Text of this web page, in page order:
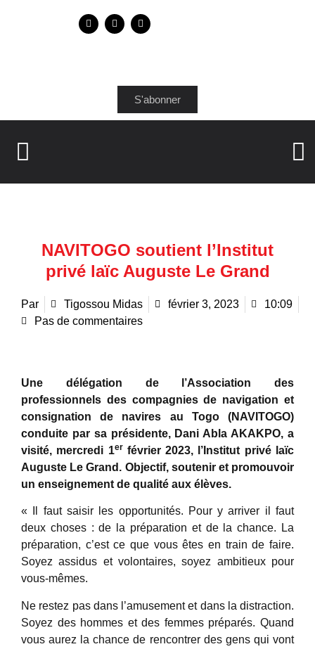
S'abonner
NAVITOGO soutient l’Institut
privé laïc Auguste Le Grand
Par Tigossou Midas février 3, 2023
10:09
Pas de commentaires
Une délégation de l’Association des
professionnels des compagnies de navigation et
consignation de navires au Togo (NAVITOGO)
conduite par sa présidente, Dani Abla AKAKPO, a
visité, mercredi 1erfévrier 2023, l’Institut privé laïc
Auguste Le Grand. Objectif, soutenir et promouvoir
un enseignement de qualité aux élèves.
« Il faut saisir les opportunités. Pour y arriver il faut
deux choses : de la préparation et de la chance. La
préparation, c’est ce que vous êtes en train de faire.
Soyez assidus et volontaires, soyez ambitieux pour
vous-mêmes.
Ne restez pas dans l’amusement et dans la distraction.
Soyez des hommes et des femmes préparés. Quand
vous aurez la chance de rencontrer des gens qui vont